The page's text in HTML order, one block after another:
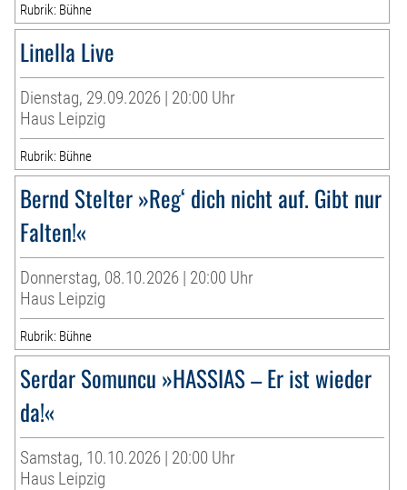
Rubrik: Bühne
Linella Live
Dienstag, 29.09.2026 | 20:00 Uhr
Haus Leipzig
Rubrik: Bühne
Bernd Stelter »Reg‘ dich nicht auf. Gibt nur
Falten!«
Donnerstag, 08.10.2026 | 20:00 Uhr
Haus Leipzig
Rubrik: Bühne
Serdar Somuncu »HASSIAS – Er ist wieder
da!«
Samstag, 10.10.2026 | 20:00 Uhr
Haus Leipzig